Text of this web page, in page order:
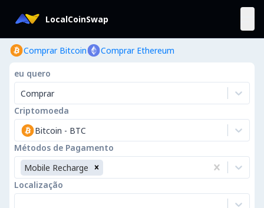
LocalCoinSwap
Comprar Bitcoin Comprar Ethereum
eu quero
Comprar
Criptomoeda
Bitcoin - BTC
Métodos de Pagamento
Mobile Recharge
Localização